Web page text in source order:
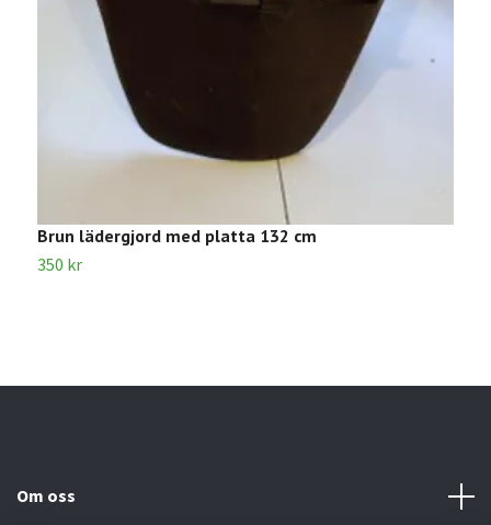
Brun lädergjord med platta 132 cm
350 kr
Om oss